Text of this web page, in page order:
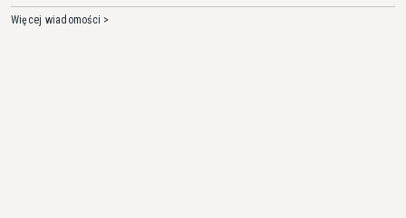
Więcej wiadomości >